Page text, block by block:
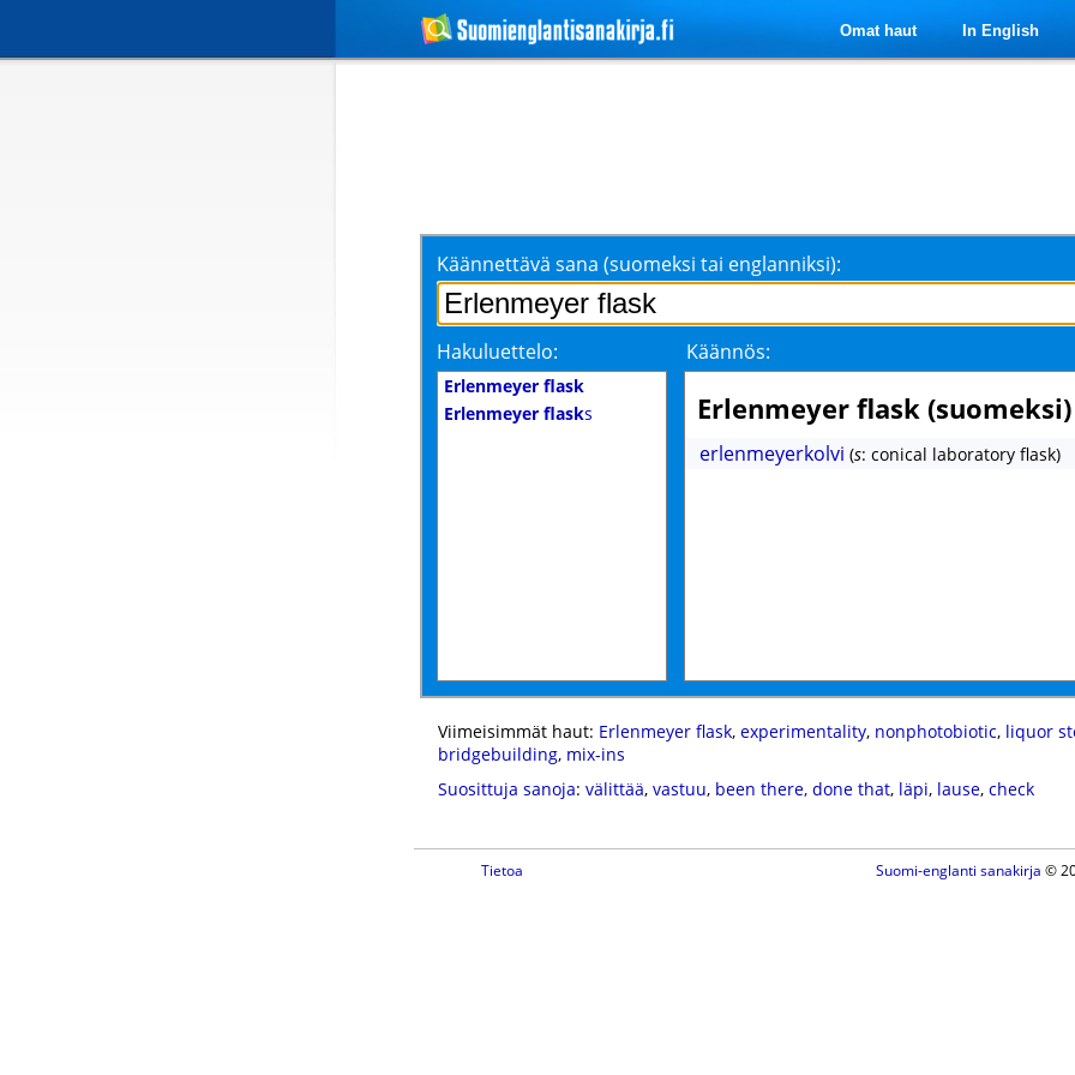
Omat haut In English
Käännettävä sana (suomeksi tai englanniksi):
Hakuluettelo: Käännös:
Erlenmeyer flask
Erlenmeyer flasks Erlenmeyer flask (suomeksi)
erlenmeyerkolvi (s: conical laboratory flask)
Viimeisimmät haut: Erlenmeyer flask, experimentality, nonphotobiotic, liquor
bridgebuilding, mix-ins
Suosittuja sanoja: välittää, vastuu, been there, done that, läpi, lause, check
Tietoa Suomi-englanti sanakirja ©